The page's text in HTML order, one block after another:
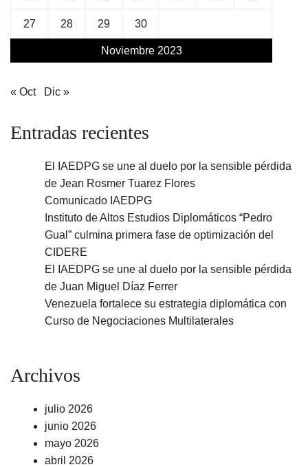
Noviembre 2023
27 28 29 30
« Oct Dic »
Entradas recientes
El IAEDPG se une al duelo por la sensible pérdida
de Jean Rosmer Tuarez Flores
Comunicado IAEDPG
Instituto de Altos Estudios Diplomáticos “Pedro
Gual” culmina primera fase de optimización del
CIDERE
El IAEDPG se une al duelo por la sensible pérdida
de Juan Miguel Díaz Ferrer
Venezuela fortalece su estrategia diplomática con
Curso de Negociaciones Multilaterales
Archivos
julio 2026
junio 2026
mayo 2026
abril 2026